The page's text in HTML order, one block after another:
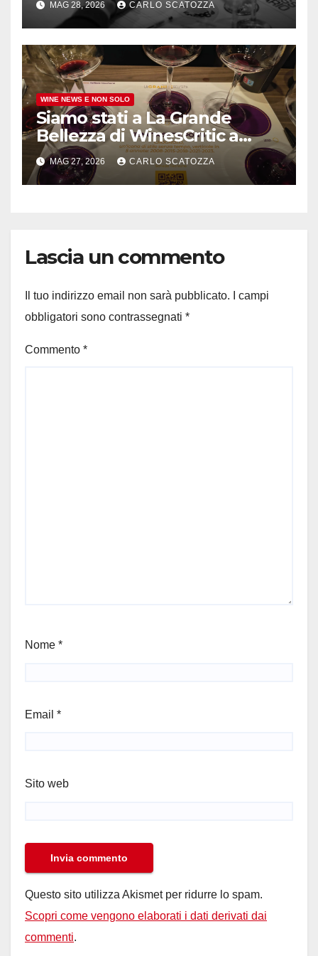
comune irpino
MAG 28, 2026 CARLO SCATOZZA
WINE NEWS E NON SOLO
Siamo stati a La Grande
Bellezza di WinesCritic a
Napoli, davvero bello e non
banale
MAG 27, 2026 CARLO SCATOZZA
Lascia un commento
Il tuo indirizzo email non sarà pubblicato.
I campi
obbligatori sono contrassegnati *
Commento *
Nome *
Email *
Sito web
Questo sito utilizza Akismet per ridurre lo spam.
Scopri come vengono elaborati i dati derivati dai
commenti.